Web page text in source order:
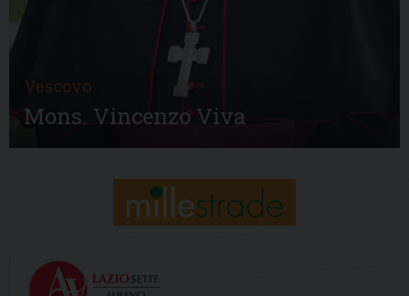
Vescovo
Mons. Vincenzo Viva